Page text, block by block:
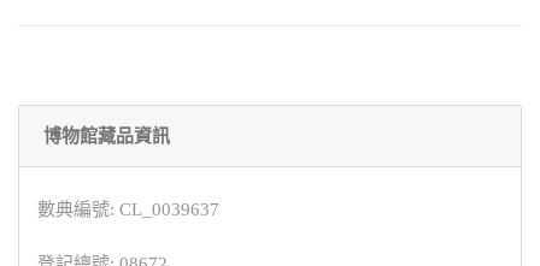
博物館藏品資訊
數典編號: CL_0039637